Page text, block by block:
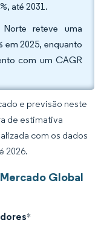
até 2031.
reteve uma
em 2025, enquanto
com um CAGR
e previsão neste
de estimativa
com os dados
2026.
Global
*